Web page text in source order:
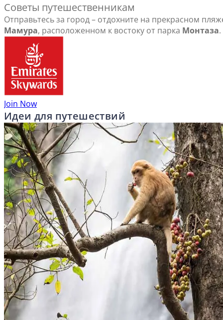
Советы путешественникам
Отправьтесь за город – отдохните на прекрасном
Мамура, расположенном к востоку от парка Монтаза.
Join Now
Идеи для путешествий